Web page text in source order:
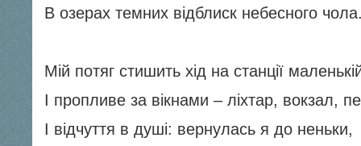
В озерах темних відблиск небесного
Мій потяг стишить хід на станції
І пропливе за вікнами – ліхтар, вокзал,
І відчуття в душі: вернулась я до неньки,